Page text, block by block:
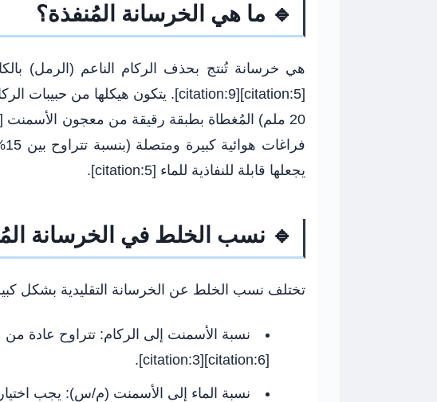
🔹 ما هي الخرسانة المُنفذة؟
هي خرسانة تُنتج بحذف الركام الناعم (الرمل)
يجعلها قابلة للنفاذية للماء [citation:5].
🔹 نسب الخلط في الخرسانة
تختلف نسب الخلط عن الخرسانة التقليدية بشكل
نسبة الأسمنت إلى الركام:
[citation:6][citation:3].
نسبة الماء إلى الأسمنت (م/س): يجب